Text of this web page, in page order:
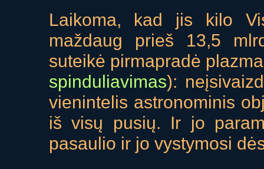
Laikoma, kad jis kilo
maždaug prieš 13,5
suteikė pirmapradė
spinduliavimas):
vienintelis astronominis
iš visų pusių. Ir jo
pasaulio ir jo vystymosi